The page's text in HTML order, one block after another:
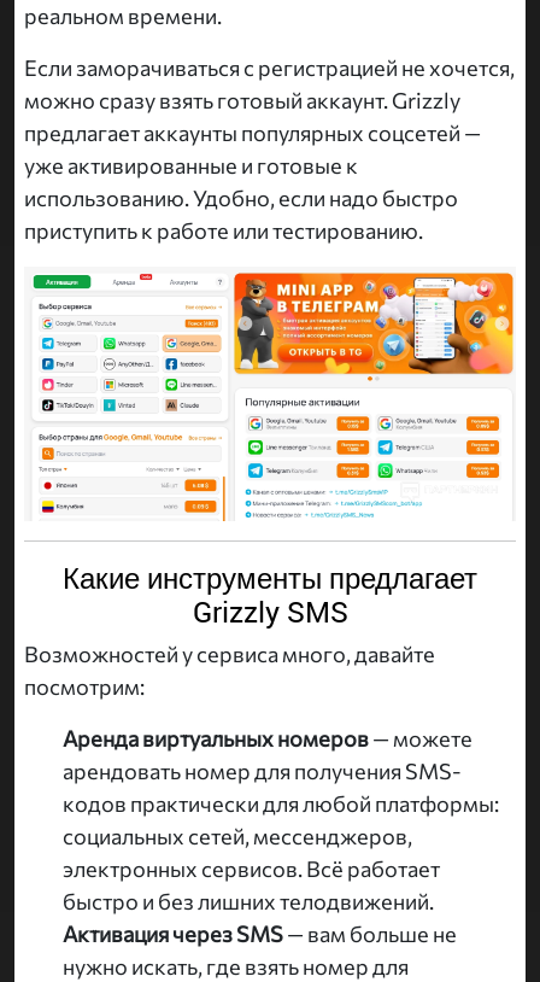
реальном времени.
Если заморачиваться с регистрацией не хочется,
можно сразу взять готовый аккаунт. Grizzly
предлагает аккаунты популярных соцсетей —
уже активированные и готовые к
использованию. Удобно, если надо быстро
приступить к работе или тестированию.
Какие инструменты предлагает
Grizzly SMS
Возможностей у сервиса много, давайте
посмотрим:
Аренда виртуальных номеров— можете
арендовать номер для получения SMS-
кодов практически для любой платформы:
социальных сетей, мессенджеров,
электронных сервисов. Всё работает
быстро и без лишних телодвижений.
Активация через SMS— вам больше не
нужно искать, где взять номер для